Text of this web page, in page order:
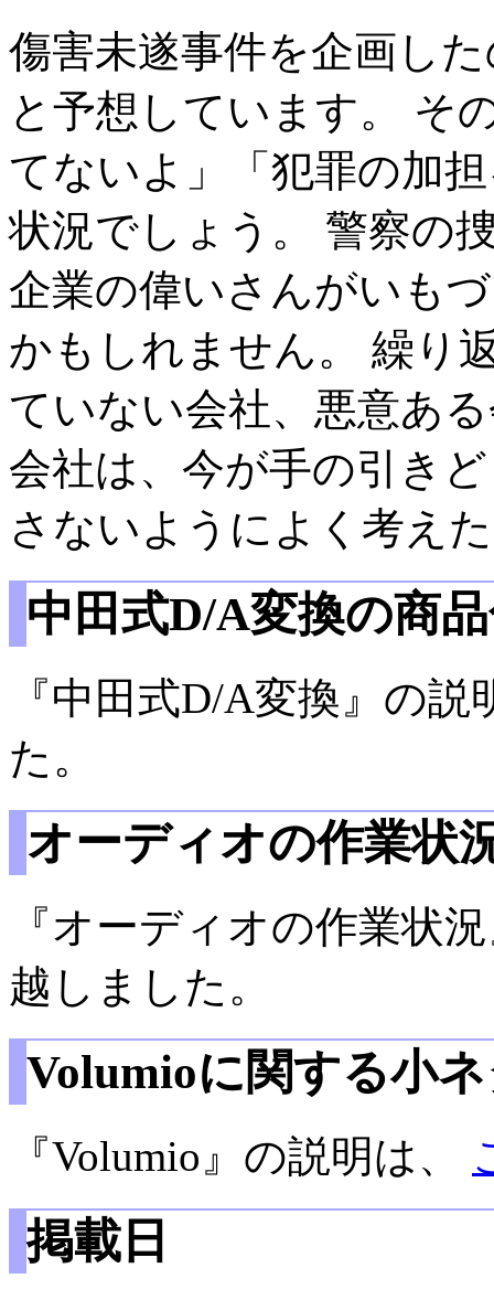
傷害未遂事件を企画し
と予想しています。 そ
てないよ」「犯罪の加
状況でしょう。 警察の
企業の偉いさんがいも
かもしれません。 繰り
ていない会社、悪意あ
会社は、今が手の引き
さないようによく考え
中田式D/A変換の商
『中田式D/A変換』の
た。
オーディオの作業状
『オーディオの作業状
越しました。
Volumioに関する小
『Volumio』の説明は、
掲載日